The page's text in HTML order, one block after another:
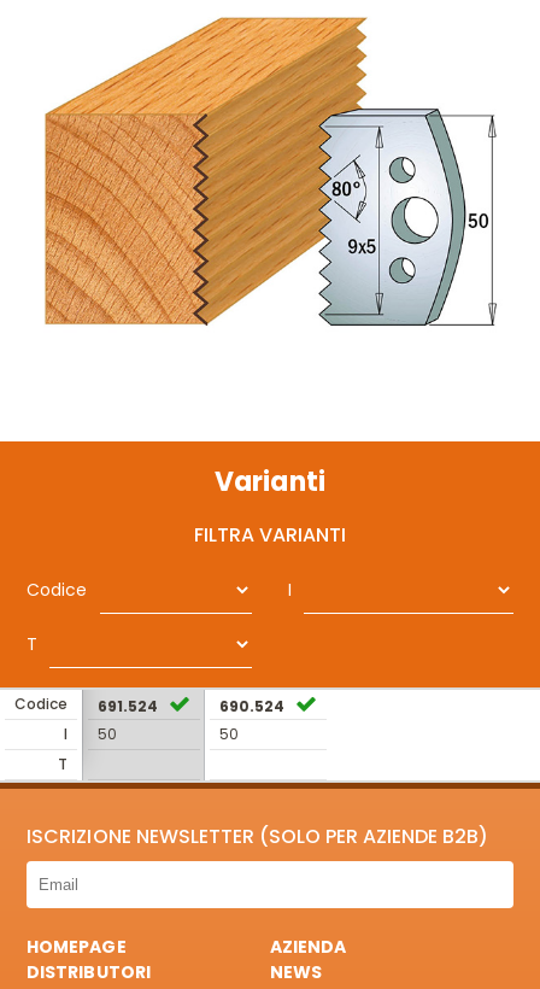
Varianti
FILTRA VARIANTI
Codice I
T
Codice
I
T
691.524
50
690.524
50
ISCRIZIONE NEWSLETTER (SOLO PER AZIENDE B2B)
HOMEPAGE
AZIENDA
DISTRIBUTORI
NEWS